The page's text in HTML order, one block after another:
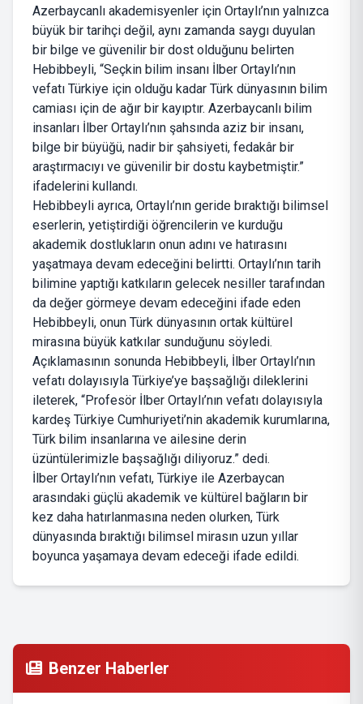
Azerbaycanlı akademisyenler için Ortaylı’nın yalnızca
büyük bir tarihçi değil, aynı zamanda saygı duyulan
bir bilge ve güvenilir bir dost olduğunu belirten
Hebibbeyli, “Seçkin bilim insanı İlber Ortaylı’nın
vefatı Türkiye için olduğu kadar Türk dünyasının bilim
camiası için de ağır bir kayıptır. Azerbaycanlı bilim
insanları İlber Ortaylı’nın şahsında aziz bir insanı,
bilge bir büyüğü, nadir bir şahsiyeti, fedakâr bir
araştırmacıyı ve güvenilir bir dostu kaybetmiştir.”
ifadelerini kullandı.
Hebibbeyli ayrıca, Ortaylı’nın geride bıraktığı bilimsel
eserlerin, yetiştirdiği öğrencilerin ve kurduğu
akademik dostlukların onun adını ve hatırasını
yaşatmaya devam edeceğini belirtti. Ortaylı’nın tarih
bilimine yaptığı katkıların gelecek nesiller tarafından
da değer görmeye devam edeceğini ifade eden
Hebibbeyli, onun Türk dünyasının ortak kültürel
mirasına büyük katkılar sunduğunu söyledi.
Açıklamasının sonunda Hebibbeyli, İlber Ortaylı’nın
vefatı dolayısıyla Türkiye’ye başsağlığı dileklerini
ileterek, “Profesör İlber Ortaylı’nın vefatı dolayısıyla
kardeş Türkiye Cumhuriyeti’nin akademik kurumlarına,
Türk bilim insanlarına ve ailesine derin
üzüntülerimizle başsağlığı diliyoruz.” dedi.
İlber Ortaylı’nın vefatı, Türkiye ile Azerbaycan
arasındaki güçlü akademik ve kültürel bağların bir
kez daha hatırlanmasına neden olurken, Türk
dünyasında bıraktığı bilimsel mirasın uzun yıllar
boyunca yaşamaya devam edeceği ifade edildi.
Benzer Haberler